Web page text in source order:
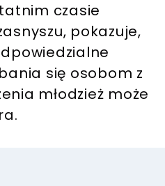
czasie
pokazuje,
się osobom z
młodzież może